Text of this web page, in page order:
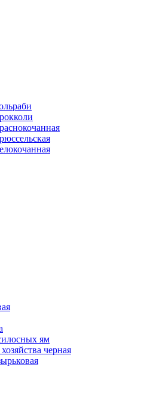
ям
черная